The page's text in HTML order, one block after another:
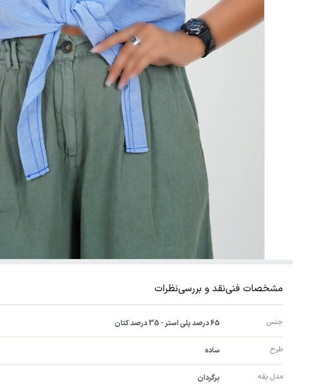
مشخصات فنینقد و بررسینظرات
جنس 65 درصد پلی استر - 35 درصد کتان
طرح ساده
مدل یقه برگردان